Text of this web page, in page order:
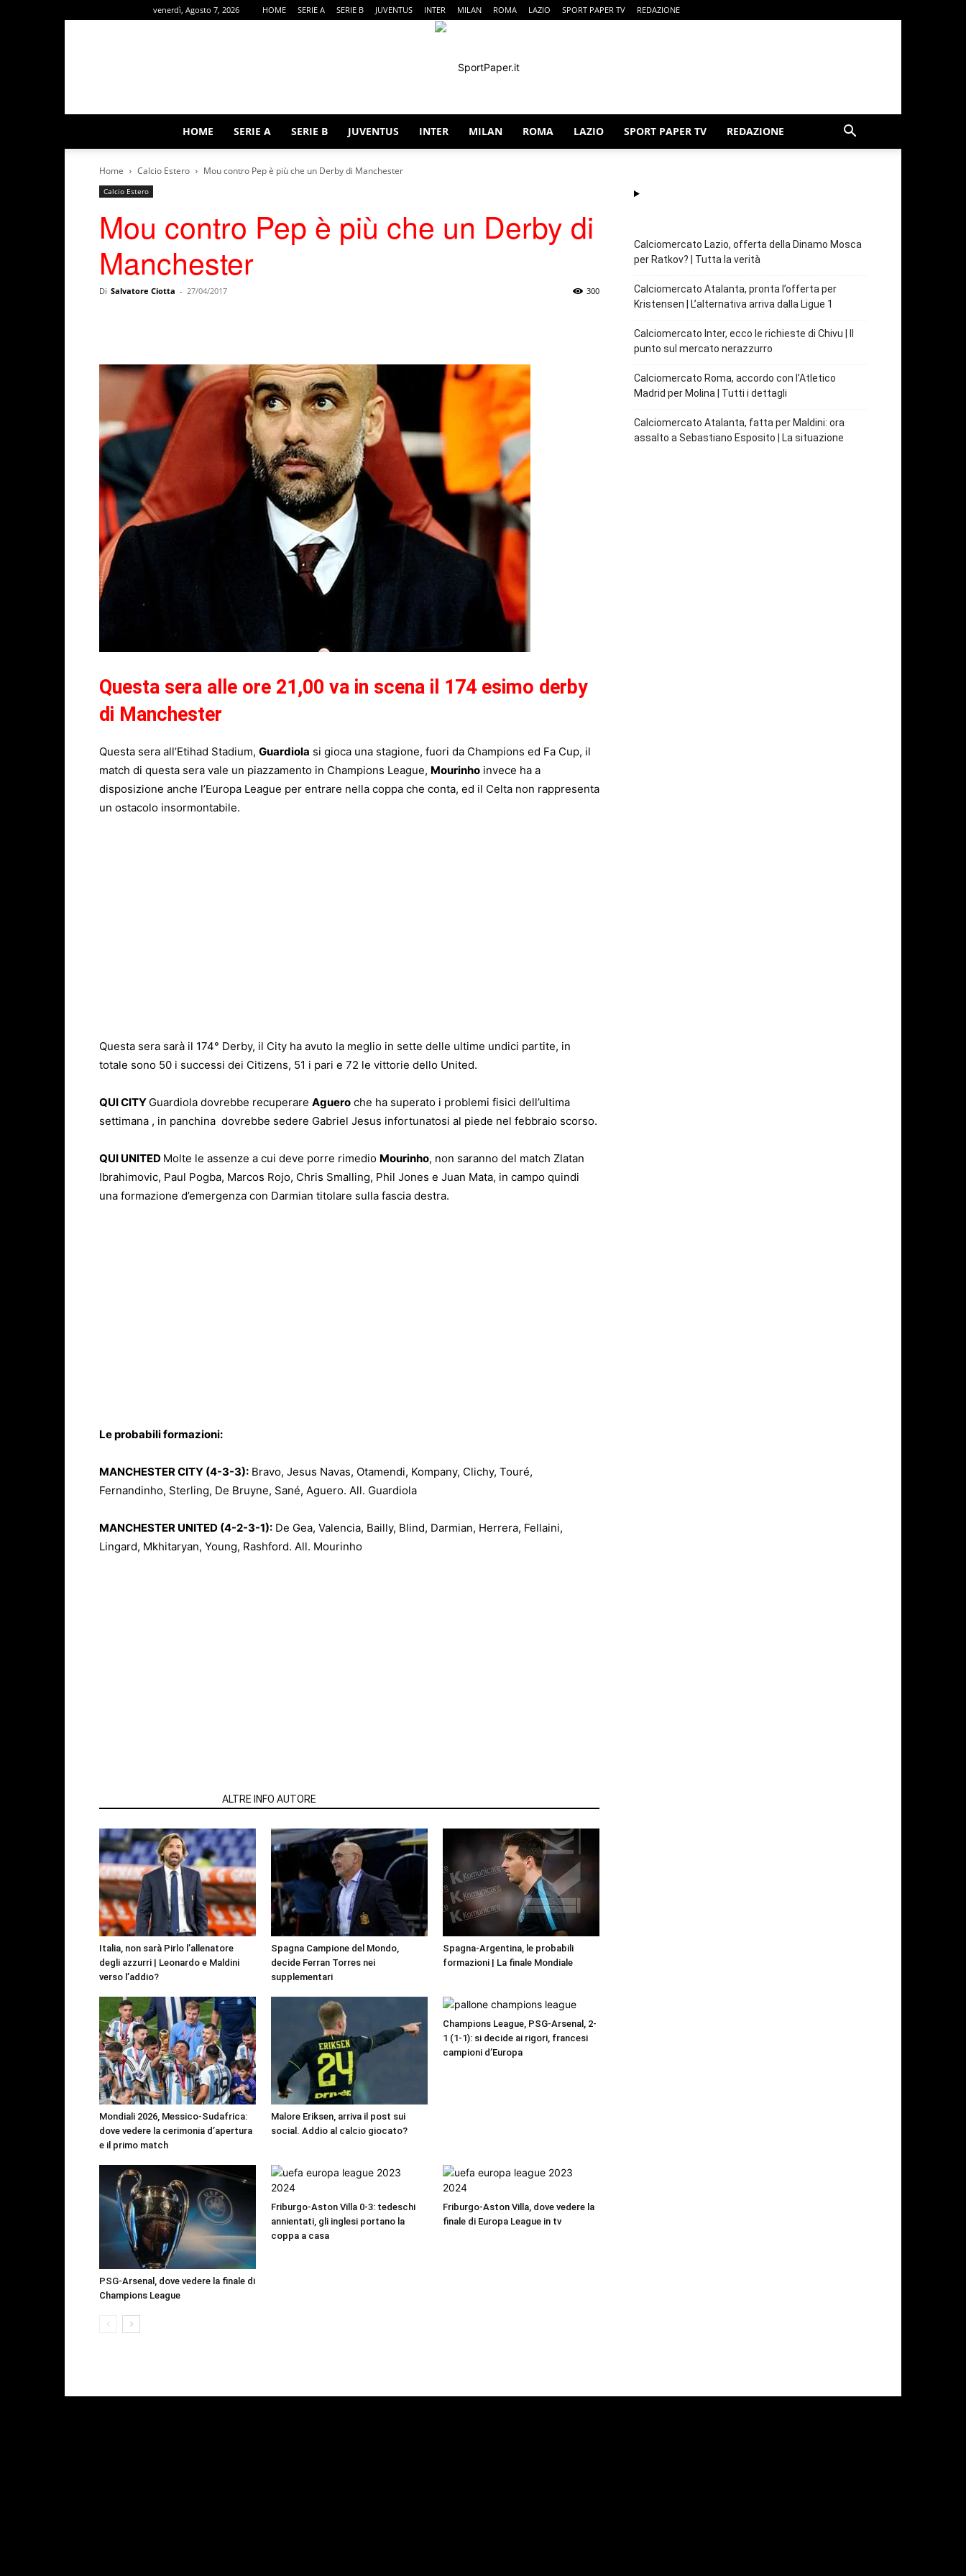
venerdì, Agosto 7, 2026 HOME SERIE A SERIE B JUVENTUS INTER MILAN ROMA LAZIO SPORT PAPER TV REDAZIONE
HOME SERIE A SERIE B JUVENTUS INTER MILAN ROMA LAZIO SPORT PAPER TV REDAZIONE
Home Calcio Estero Mou contro Pep è più che un Derby di Manchester
Calcio Estero
Mou contro Pep è più che un Derby di
Manchester
Di Salvatore Ciotta - 27/04/2017 300
Questa sera alle ore 21,00 va in scena il 174 esimo derby
di Manchester
Questa sera all’Etihad Stadium, Guardiola si gioca una stagione, fuori da Champions ed Fa Cup, il
match di questa sera vale un piazzamento in Champions League, Mourinho invece ha a
disposizione anche l’Europa League per entrare nella coppa che conta, ed il Celta non rappresenta
un ostacolo insormontabile.
Questa sera sarà il 174° Derby, il City ha avuto la meglio in sette delle ultime undici partite, in
totale sono 50 i successi dei Citizens, 51 i pari e 72 le vittorie dello United.
QUI CITY Guardiola dovrebbe recuperare Aguero che ha superato i problemi fisici dell’ultima
settimana , in panchina dovrebbe sedere Gabriel Jesus infortunatosi al piede nel febbraio scorso.
QUI UNITED Molte le assenze a cui deve porre rimedio Mourinho, non saranno del match Zlatan
Ibrahimovic, Paul Pogba, Marcos Rojo, Chris Smalling, Phil Jones e Juan Mata, in campo quindi
una formazione d’emergenza con Darmian titolare sulla fascia destra.
Le probabili formazioni:
MANCHESTER CITY (4-3-3): Bravo, Jesus Navas, Otamendi, Kompany, Clichy, Touré,
Fernandinho, Sterling, De Bruyne, Sané, Aguero. All. Guardiola
MANCHESTER UNITED (4-2-3-1): De Gea, Valencia, Bailly, Blind, Darmian, Herrera, Fellaini,
Lingard, Mkhitaryan, Young, Rashford. All. Mourinho
ALTRE INFO AUTORE
Italia, non sarà Pirlo l’allenatore
degli azzurri | Leonardo e Maldini
verso l’addio?
Spagna Campione del Mondo,
decide Ferran Torres nei
supplementari
Spagna-Argentina, le probabili
formazioni | La finale Mondiale
Mondiali 2026, Messico-Sudafrica:
dove vedere la cerimonia d’apertura
e il primo match
Malore Eriksen, arriva il post sui
social. Addio al calcio giocato?
Champions League, PSG-Arsenal, 2-
1 (1-1): si decide ai rigori, francesi
campioni d’Europa
PSG-Arsenal, dove vedere la finale di
Champions League
Friburgo-Aston Villa 0-3: tedeschi
annientati, gli inglesi portano la
coppa a casa
Friburgo-Aston Villa, dove vedere la
finale di Europa League in tv
Calciomercato Lazio, offerta della Dinamo Mosca
per Ratkov? | Tutta la verità
Calciomercato Atalanta, pronta l’offerta per
Kristensen | L’alternativa arriva dalla Ligue 1
Calciomercato Inter, ecco le richieste di Chivu | Il
punto sul mercato nerazzurro
Calciomercato Roma, accordo con l’Atletico
Madrid per Molina | Tutti i dettagli
Calciomercato Atalanta, fatta per Maldini: ora
assalto a Sebastiano Esposito | La situazione